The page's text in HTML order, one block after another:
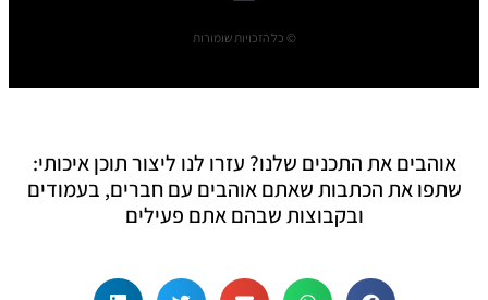
© כל הזכויות שומורות
אוהבים את התכנים שלנו? עזרו לנו ליצור תוכן איכותי:
שתפו את הכתבות שאתם אוהבים עם חברים, בעמודים
ובקבוצות שבהם אתם פעילים